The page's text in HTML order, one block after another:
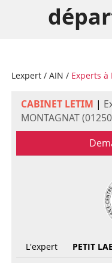
Lexpert/ AIN / Experts à
CABINET LETIM |
MONTAGNAT
L'expert
PETIT